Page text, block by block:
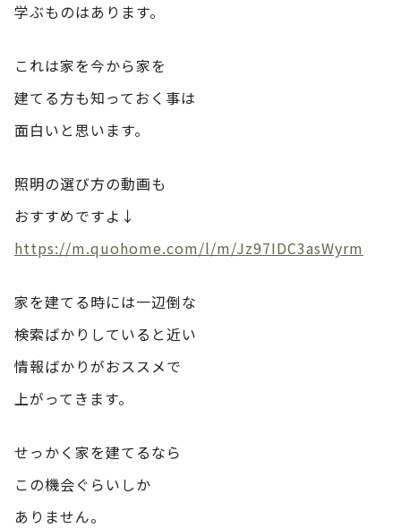
学ぶものはあります。
これは家を今から家を
建てる方も知っておく事は
面白いと思います。
照明の選び方の動画も
おすすめですよ↓
https://m.quohome.com/l/m/Jz97IDC3asWyrm
家を建てる時には一辺倒な
検索ばかりしていると近い
情報ばかりがおススメで
上がってきます。
せっかく家を建てるなら
この機会ぐらいしか
ありません。